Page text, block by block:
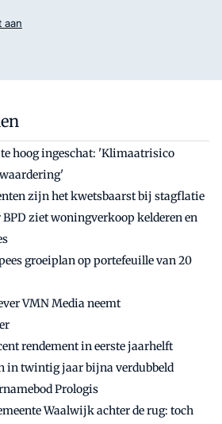
aan
hoog ingeschat: 'Klimaatrisico
zijn het kwetsbaarst bij stagflatie
ziet woningverkoop kelderen en
groeiplan op portefeuille van 20
VMN Media neemt
rendement in eerste jaarhelft
in twintig jaar bijna verdubbeld
Prologis
Waalwijk achter de rug: toch